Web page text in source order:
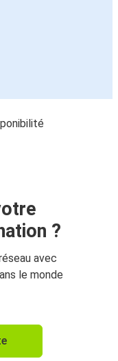
?
avec
le monde